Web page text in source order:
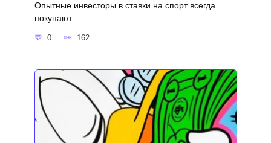
Опытные инвесторы в ставки на спорт всегда
покупают
0 162